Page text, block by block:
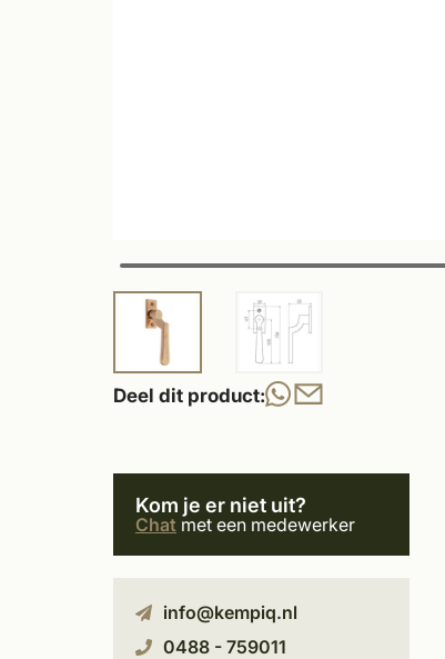
Deel dit product:
Kom je er niet uit?
Chat met een medewerker
info@kempiq.nl
0488 - 759011